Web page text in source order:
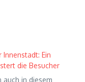
Ein
die Besucher
auch in diesem